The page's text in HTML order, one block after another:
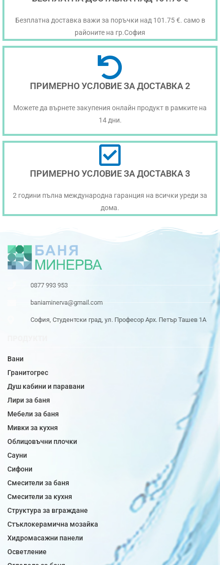
Безплатна доставка важи за поръчки над 101.75 €. само в
районите на гр.София
ПРИМЕРНО УСЛОВИЕ ЗА ДОСТАВКА 2
Можете да върнете закупения онлайн продукт в рамките на
14 дни.
ПРИМЕРНО УСЛОВИЕ ЗА ДОСТАВКА 3
2 години пълна международна гаранция на всички уреди за
дома.
0877 993 953
baniaminerva@gmail.com
София, Студентски град, ул. Професор Арх. Петър Ташев 1А
Вани
Гранитогрес
Душ кабини и паравани
Лири за баня
Мебели за баня
Мивки за кухня
Облицовъчни плочки
Сауни
Сифони
Смесители за баня
Смесители за кухня
Структура за вграждане
Стъклокерамична мозайка
Хидромасажни панели
Осветление